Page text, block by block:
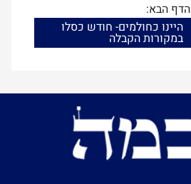
הדף הבא:
היינו כחולמים- חודש כסלו
במקורות הקבלה